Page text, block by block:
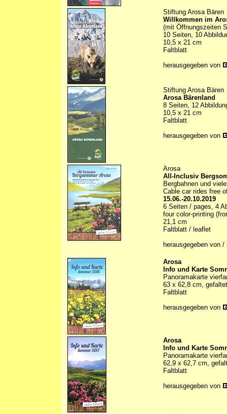
Stiftung Arosa Bären
Willkommen im
(mit Öffnungszeiten
10 Seiten, 10
10,5 x 21 cm
Faltblatt
herausgegeben von
Stiftung Arosa Bären
Arosa Bärenland
8 Seiten, 12
10,5 x 21 cm
Faltblatt
herausgegeben von
Arosa
All-Inclusiv
Bergbahnen und
Cable car rides free
15.06.-20.10.2019
6 Seiten / pages, 4
four color-printing
21,1 cm
Faltblatt / leaflet
herausgegeben von
Arosa
Info und Karte
Panoramakarte
63 x 62,8 cm,
Faltblatt
herausgegeben von
Arosa
Info und Karte
Panoramakarte
62,9 x 62,7 cm,
Faltblatt
herausgegeben von